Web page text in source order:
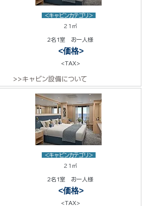
<キャビンカテゴリ>
21㎡
2名1室 お一人様
<価格>
<TAX>
>>キャビン設備について
<キャビンカテゴリ>
21㎡
2名1室 お一人様
<価格>
<TAX>